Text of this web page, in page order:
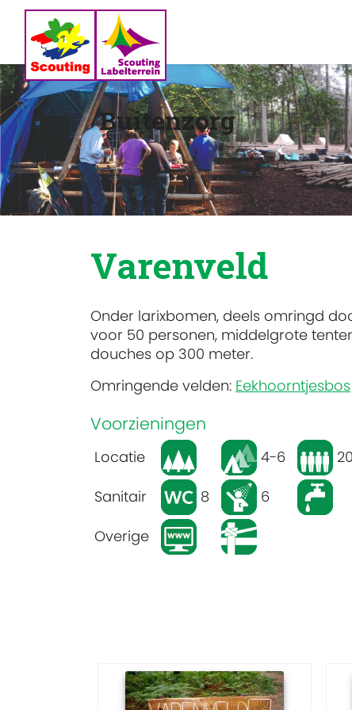
Buitenzorg
Varenveld
Onder larixbomen, deels omringd
voor 50 personen, middelgrote
douches op 300 meter.
Omringende velden: Eekhoorntjesbos
Voorzieningen
Locatie 4-6
20
Sanitair
8
6
Overige